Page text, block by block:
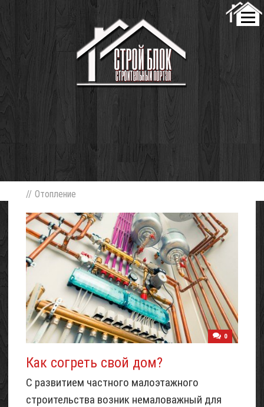
// Отопление
0
Как согреть свой дом?
С развитием частного малоэтажного
строительства возник немаловажный для